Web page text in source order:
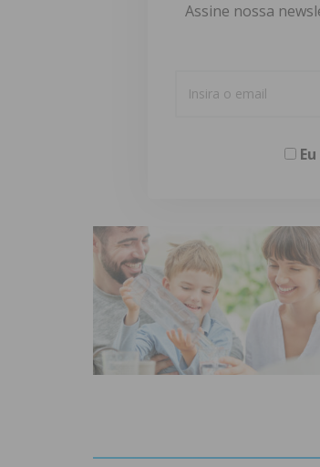
Assine nossa